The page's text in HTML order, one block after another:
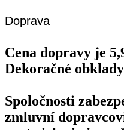
Doprava
Cena dopravy je
Dekoračné
Spoločnosti
zmluvní